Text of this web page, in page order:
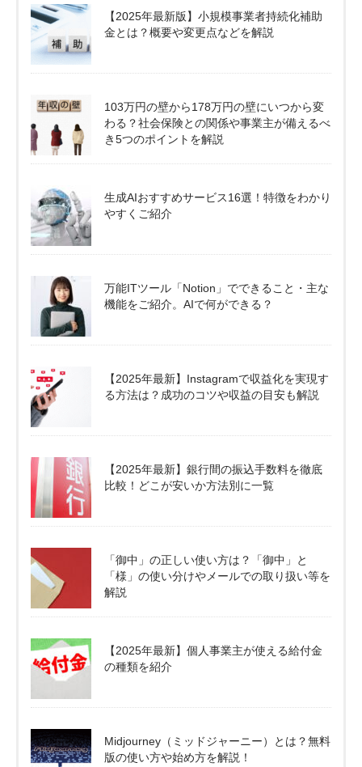
【2025年最新版】小規模事業者持続化補助
金とは？概要や変更点などを解説
103万円の壁から178万円の壁にいつから変
わる？社会保険との関係や事業主が備えるべ
き5つのポイントを解説
生成AIおすすめサービス16選！特徴をわかり
やすくご紹介
万能ITツール「Notion」でできること・主な
機能をご紹介。AIで何ができる？
【2025年最新】Instagramで収益化を実現す
る方法は？成功のコツや収益の目安も解説
【2025年最新】銀行間の振込手数料を徹底
比較！どこが安いか方法別に一覧
「御中」の正しい使い方は？「御中」と
「様」の使い分けやメールでの取り扱い等を
解説
【2025年最新】個人事業主が使える給付金
の種類を紹介
Midjourney（ミッドジャーニー）とは？無料
版の使い方や始め方を解説！